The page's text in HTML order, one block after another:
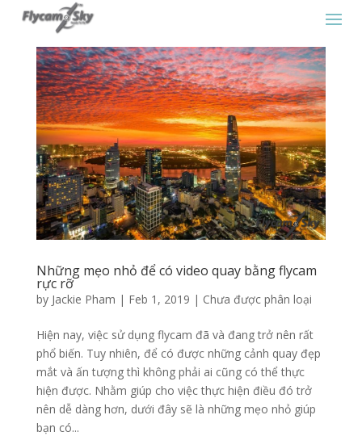
Những mẹo nhỏ để có video quay bằng flycam
rực rỡ
by Jackie Pham | Feb 1, 2019 | Chưa được phân loại
Hiện nay, việc sử dụng flycam đã và đang trở nên rất
phổ biến. Tuy nhiên, để có được những cảnh quay đẹp
mắt và ấn tượng thì không phải ai cũng có thể thực
hiện được. Nhằm giúp cho việc thực hiện điều đó trở
nên dễ dàng hơn, dưới đây sẽ là những mẹo nhỏ giúp
bạn có...